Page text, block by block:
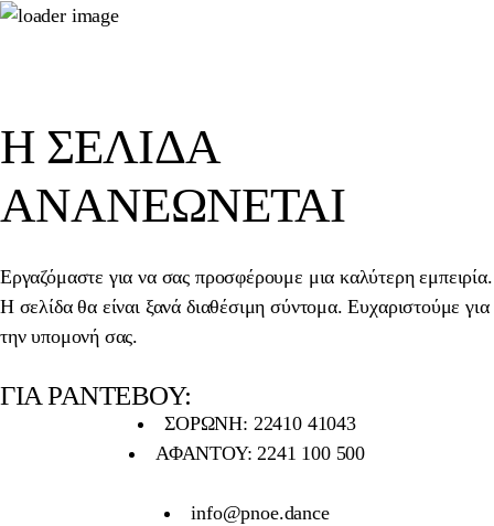
Η ΣΕΛΊΔΑ
ΑΝΑΝΕΏΝΕΤΑΙ
Εργαζόμαστε για να σας προσφέρουμε μια καλύτερη εμπειρία.
Η σελίδα θα είναι ξανά διαθέσιμη σύντομα. Ευχαριστούμε για
την υπομονή σας.
ΓΙΑ ΡΑΝΤΕΒΟΥ:
ΣΟΡΩΝΗ: 22410 41043
ΑΦΑΝΤΟΥ: 2241 100 500
info@pnoe.dance